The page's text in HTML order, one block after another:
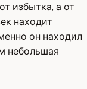
избытка, а от
находит
он находил
небольшая